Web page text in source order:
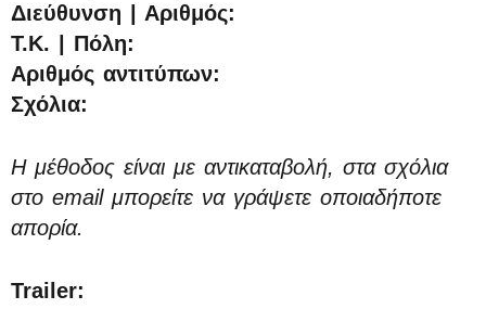
Διεύθυνση | Αριθμός:
Τ.Κ. | Πόλη:
Αριθμός αντιτύπων:
Σχόλια:
Η μέθοδος είναι με αντικαταβολή, στα σχόλια
στο email μπορείτε να γράψετε οποιαδήποτε
απορία.
Trailer: